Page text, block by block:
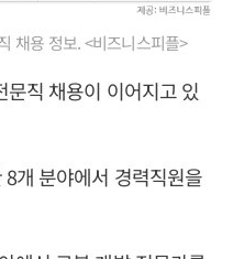
채용 정보. <비즈니스피플>
직 채용이 이어지고 있
개 분야에서 경력직원을